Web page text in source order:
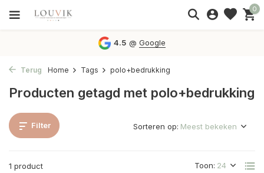
0
4.5 @Google
Terug Home Tags polo+bedrukking
Producten getagd met polo+bedrukking
Filter
1 product Toon:
Sorteren op: